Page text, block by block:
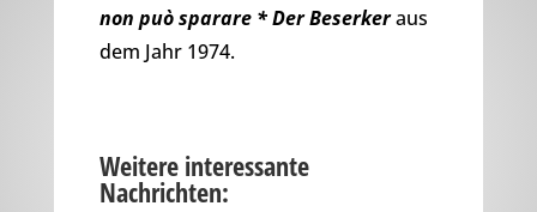
non può sparare * Der Beserkeraus
dem Jahr 1974.
Weitere interessante
Nachrichten: